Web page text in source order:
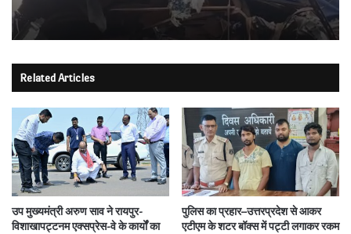
Related Articles
उप मुख्यमंत्री अरुण साव ने रायपुर-
विशाखापट्टनम एक्सप्रेस-वे के कार्यों का
पुलिस का प्रहार–उत्तरप्रदेश से आकर
एटीएम के शटर बॉक्स में प‌ट्टी लगाकर रकम